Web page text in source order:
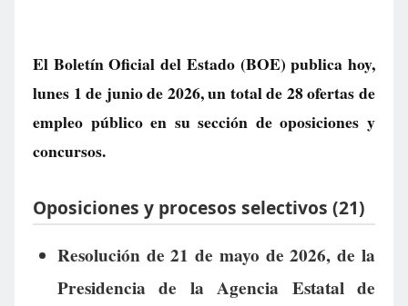
El Boletín Oficial del Estado (BOE) publica hoy,
lunes 1 de junio de 2026, un total de28 ofertas de
empleo públicoen su sección de oposiciones y
concursos.
Oposiciones y procesos selectivos (21)
Resolución de 21 de mayo de 2026, de la
Presidencia de la Agencia Estatal de